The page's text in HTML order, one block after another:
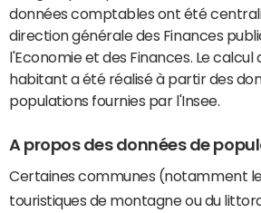
données comptables ont été
direction générale des Finances
l'Economie et des Finances. Le
habitant a été réalisé à partir des
populations fournies par l'Insee.
A propos des données de
Certaines communes (notamment
touristiques de montagne ou du